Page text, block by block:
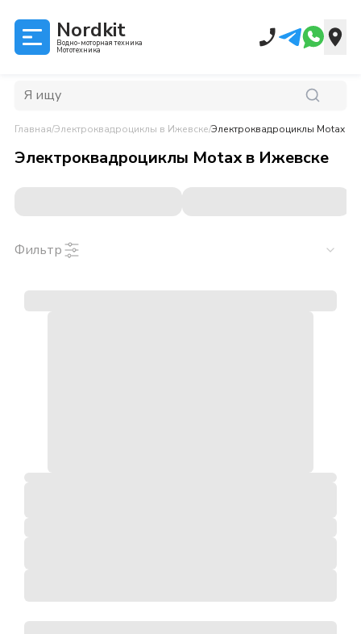
Nordkit
Водно-моторная техника
Мототехника
Главная/Электроквадроциклы в Ижевске/Электроквадроциклы Motax
Электроквадроциклы Motaxв Ижевске
Фильтр